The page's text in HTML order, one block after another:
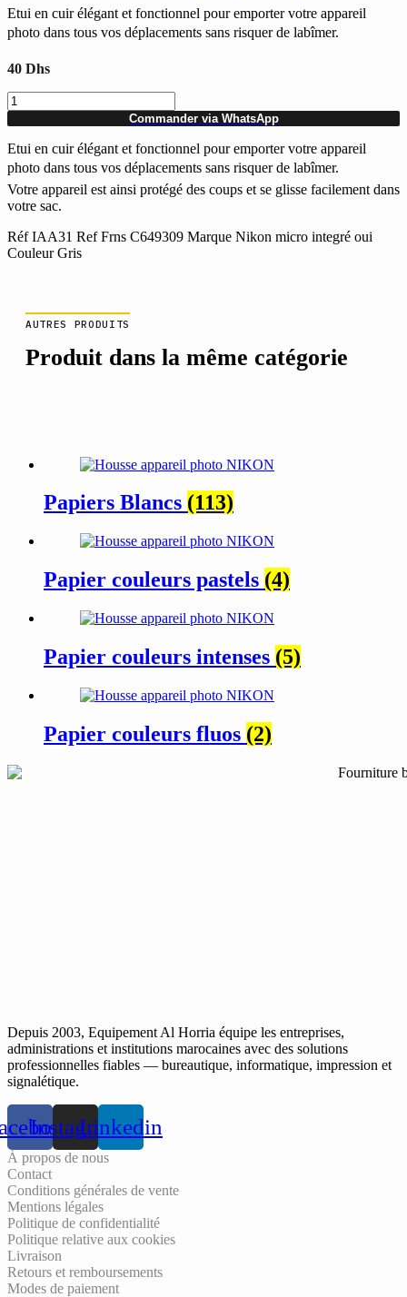
Etui en cuir élégant et fonctionnel pour emporter votre appareil
photo dans tous vos déplacements sans risquer de labîmer.
40 Dhs
quantité
de
Housse
appareil
photo
NIKON
Commander via WhatsApp
Etui en cuir élégant et fonctionnel pour emporter votre appareil
photo dans tous vos déplacements sans risquer de labîmer.
Votre appareil est ainsi protégé des coups et se glisse facilement dans
votre sac.
Réf IAA31 Ref Frns C649309 Marque Nikon micro integré oui
Couleur Gris
AUTRES PRODUITS
Produit dans la même catégorie
Papiers Blancs (113)
Papier couleurs pastels (4)
Papier couleurs intenses (5)
Papier couleurs fluos (2)
Depuis 2003, Equipement Al Horria équipe les entreprises,
administrations et institutions marocaines avec des solutions
professionnelles fiables — bureautique, informatique, impression et
signalétique.
InstagramLinkedin
À propos de nous
Contact
Conditions générales de vente
Mentions légales
Politique de confidentialité
Politique relative aux cookies
Livraison
Retours et remboursements
Modes de paiement